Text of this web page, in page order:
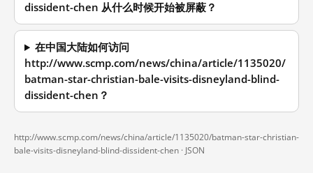
dissident-chen 从什么时候开始被屏蔽？
在中国大陆如何访问
http://www.scmp.com/news/china/article/1135020/
batman-star-christian-bale-visits-disneyland-blind-
dissident-chen？
http://www.scmp.com/news/china/article/1135020/batman-star-christian-
bale-visits-disneyland-blind-dissident-chen · JSON